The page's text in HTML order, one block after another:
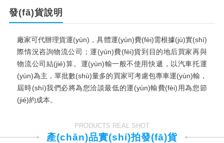
發(fā)貨說明
廠家可代辦理貨運(yùn)，具體運(yùn)費(fèi)需根據(jù)實(shí)
際情況咨詢物流公司；運(yùn)費(fèi)貨到目的地后買家再與
物流公司結(jié)算。運(yùn)輸一般不使用快遞，以汽車托運
(yùn)為主，單批數(shù)量多的買家可考慮包專車運(yùn)輸，
屆時(shí)我們必將為您洽談最低的運(yùn)輸費(fèi)用為您節
(jié)約成本。
PRODUCTS REAL SHOT
產(chǎn)品實(shí)拍發(fā)貨